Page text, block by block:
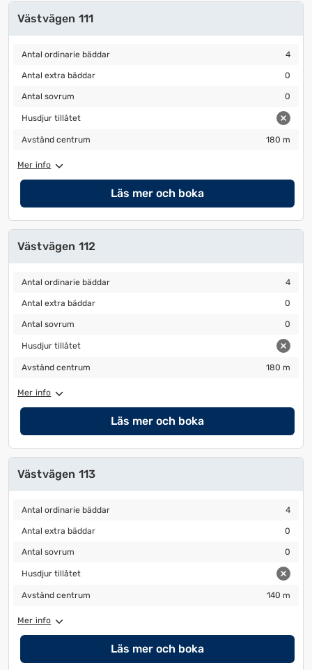
Västvägen 111
Antal ordinarie bäddar
Antal ordinarie bäddar 4
Antal extra bäddar
Antal extra bäddar 0
Antal sovrum
Antal sovrum 0
Husdjur tillåtet
Husdjur tillåtet
Avstånd centrum
Avstånd centrum 180 m
Mer info
Läs mer och boka
Västvägen 112
Antal ordinarie bäddar
Antal ordinarie bäddar 4
Antal extra bäddar
Antal extra bäddar 0
Antal sovrum
Antal sovrum 0
Husdjur tillåtet
Husdjur tillåtet
Avstånd centrum
Avstånd centrum 180 m
Mer info
Läs mer och boka
Västvägen 113
Antal ordinarie bäddar
Antal ordinarie bäddar 4
Antal extra bäddar
Antal extra bäddar 0
Antal sovrum
Antal sovrum 0
Husdjur tillåtet
Husdjur tillåtet
Avstånd centrum
Avstånd centrum 140 m
Mer info
Läs mer och boka